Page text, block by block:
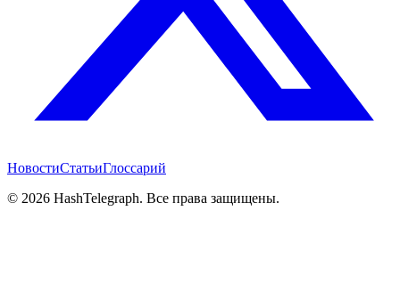
НовостиСтатьиГлоссарий
© 2026 HashTelegraph. Все права защищены.